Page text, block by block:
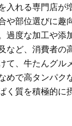
入れる専門店が
や部位選びに趣
度な加工や添
など、消費者の
て、牛たんグル
めで高タンパク
く質を積極的に